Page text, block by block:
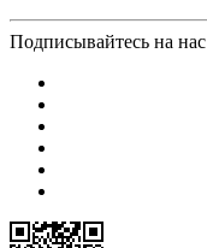
Подписывайтесь на нас